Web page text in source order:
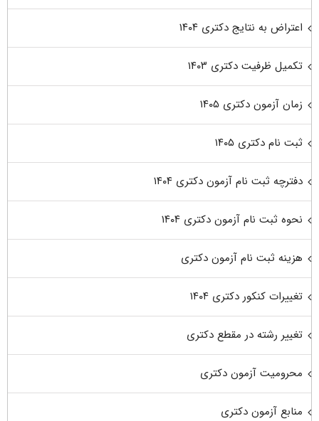
اعتراض به نتایج دکتری ۱۴۰۴
تکمیل ظرفیت دکتری ۱۴۰۳
زمان آزمون دکتری ۱۴۰۵
ثبت نام دکتری ۱۴۰۵
دفترچه ثبت نام آزمون دکتری ۱۴۰۴
نحوه ثبت نام آزمون دکتری ۱۴۰۴
هزینه ثبت نام آزمون دکتری
تغییرات کنکور دکتری ۱۴۰۴
تغییر رشته در مقطع دکتری
محرومیت آزمون دکتری
منابع آزمون دکتری